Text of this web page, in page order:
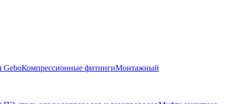
GeboКомпрессионные фитингиМонтажный